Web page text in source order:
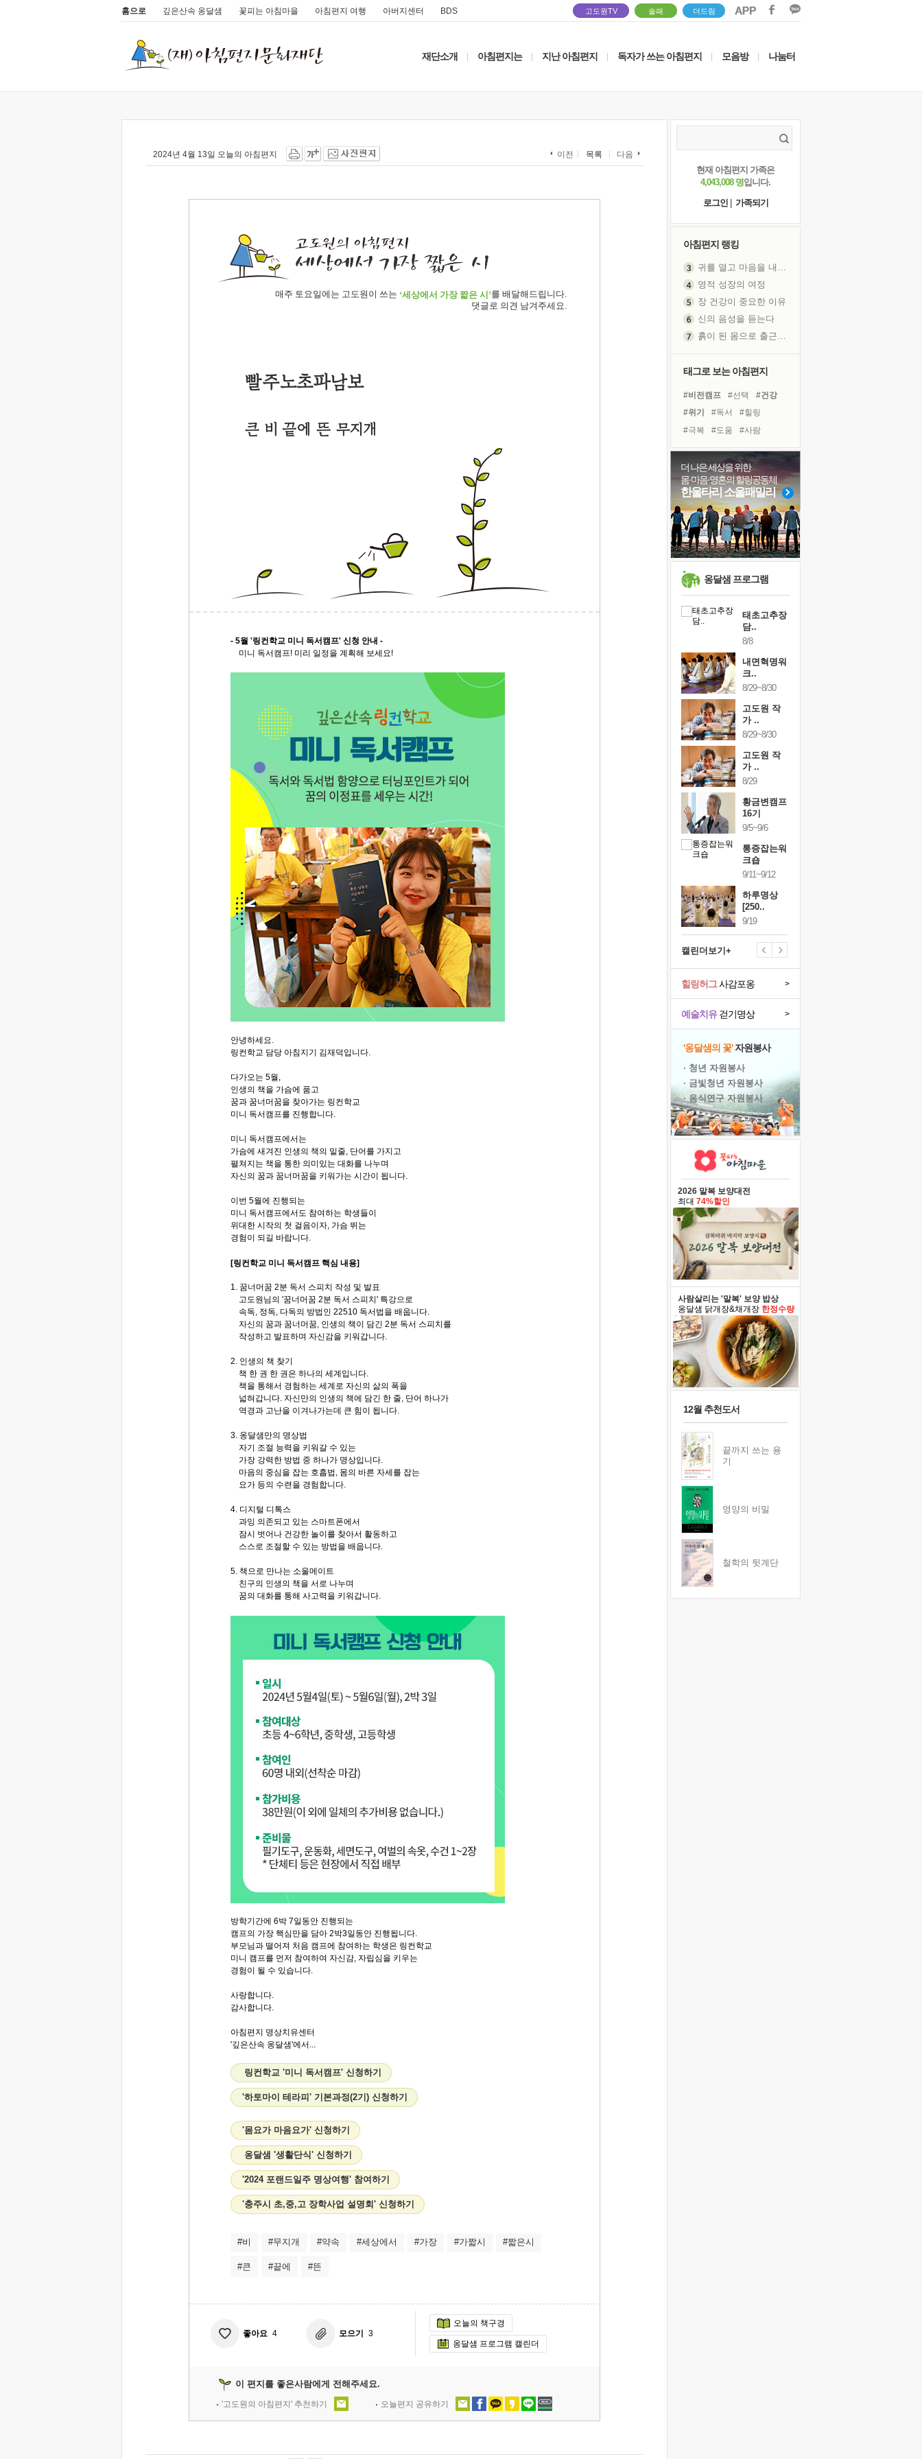
홈으로 깊은산속 옹달샘 꽃피는 아침마을 아침편지 여행 아버지센터 BDS 고도원TV 솔패 더드림
재단소개 아침편지는 지난 아침편지 독자가 쓰는 아침편지 모음방 나눔터
2024년 4월 13일 오늘의 아침편지 이전 목록 다음
매주 토요일에는 고도원이 쓰는 ‘세상에서 가장 짧은 시’를 배달해드립니다.
댓글로 의견 남겨주세요.
빨주노초파남보
큰 비 끝에 뜬 무지개
- 5월 '링컨학교 미니 독서캠프' 신청 안내 -
미니 독서캠프! 미리 일정을 계획해 보세요!
안녕하세요.
링컨학교 담당 아침지기 김재덕입니다.
다가오는 5월,
인생의 책을 가슴에 품고
꿈과 꿈너머꿈을 찾아가는 링컨학교
미니 독서캠프를 진행합니다.
미니 독서캠프에서는
가슴에 새겨진 인생의 책의 밑줄, 단어를 가지고
펼쳐지는 책을 통한 의미있는 대화를 나누며
자신의 꿈과 꿈너머꿈을 키워가는 시간이 됩니다.
이번 5월에 진행되는
미니 독서캠프에서도 참여하는 학생들이
위대한 시작의 첫 걸음이자, 가슴 뛰는
경험이 되길 바랍니다.
[링컨학교 미니 독서캠프 핵심 내용]
1. 꿈너머꿈 2분 독서 스피치 작성 및 발표
고도원님의 '꿈너머꿈 2분 독서 스피치' 특강으로
속독, 정독, 다독의 방법인 22510 독서법을 배웁니다.
자신의 꿈과 꿈너머꿈, 인생의 책이 담긴 2분 독서 스피치를
작성하고 발표하며 자신감을 키워갑니다.
2. 인생의 책 찾기
책 한 권 한 권은 하나의 세계입니다.
책을 통해서 경험하는 세계로 자신의 삶의 폭을
넓혀갑니다. 자신만의 인생의 책에 담긴 한 줄, 단어 하나가
역경과 고난을 이겨나가는데 큰 힘이 됩니다.
3. 옹달샘만의 명상법
자기 조절 능력을 키워갈 수 있는
가장 강력한 방법 중 하나가 명상입니다.
마음의 중심을 잡는 호흡법, 몸의 바른 자세를 잡는
요가 등의 수련을 경험합니다.
4. 디지털 디톡스
과잉 의존되고 있는 스마트폰에서
잠시 벗어나 건강한 놀이를 찾아서 활동하고
스스로 조절할 수 있는 방법을 배웁니다.
5. 책으로 만나는 소울메이트
친구의 인생의 책을 서로 나누며
꿈의 대화를 통해 사고력을 키워갑니다.
방학기간에 6박 7일동안 진행되는
캠프의 가장 핵심만을 담아 2박3일동안 진행됩니다.
부모님과 떨어져 처음 캠프에 참여하는 학생은 링컨학교
미니 캠프를 먼저 참여하여 자신감, 자립심을 키우는
경험이 될 수 있습니다.
사랑합니다.
감사합니다.
아침편지 명상치유센터
'깊은산속 옹달샘'에서...
링컨학교 '미니 독서캠프' 신청하기
'하토마이 테라피' 기본과정(2기) 신청하기
'몸요가 마음요가' 신청하기
옹달샘 '생활단식' 신청하기
'2024 포랜드일주 명상여행' 참여하기
'충주시 초,중,고 장학사업 설명회' 신청하기
#비 #무지개 #약속 #세상에서 #가장 #가짧시 #짧은시
#큰 #끝에 #뜬
좋아요 4 모으기 3
오늘의 책구경
옹달샘 프로그램 캘린더
이 편지를 좋은사람에게 전해주세요.
'고도원의 아침편지' 추천하기 오늘편지 공유하기
현재 아침편지 가족은
4,043,008 명입니다.
로그인
가족되기
아침편지 랭킹
영적 성장의 여정
장 건강이 중요한 이유
신의 음성을 듣는다
극과 극의 양 끝단
극심한 변비, 어깨결림, 수면 장애
보고 싶은 어머니
유년 시절의 부산 영도 바다
못된 꼰대들
거울 속의 나
희망이란
'모른다'는 것
귀를 열고 마음을 내어주고
태그로 보는 아침편지
#비전캠프 #선택
#건강
#위기
#독서
#힐링
#극복
#도움
#사람
#바이러스
#경험
#아이들
#다짐
#명상
#나눔
#계획
#리더
#독서캠프
#삶
#희망
#친구
#유튜브
더 나은 세상을 위한
몸·마음·영혼의 힐링공동체
한울타리 소울패밀리
옹달샘 프로그램
태초고추장
담..
8/8
내면혁명워
크..
8/29~8/30
고도원 작
가 ..
8/29~8/30
고도원 작
가 ..
8/29
황금변캠프
16기
9/5~9/6
통증잡는워
크숍
9/11~9/12
하루명상
[250..
9/19
캘린더보기+
예술치유걷기명상 >
힐링허그사감포옹 >
'옹달샘의 꽃'자원봉사
· 청년 자원봉사
· 금빛청년 자원봉사
· 음식연구 자원봉사
2026 말복 보양대전
최대 74%할인
사람살리는 '말복' 보양 밥상
옹달샘 닭개장&채개장 한정수량
12월 추천도서
끝까지 쓰는 용
기
영양의 비밀
철학의 뒷계단